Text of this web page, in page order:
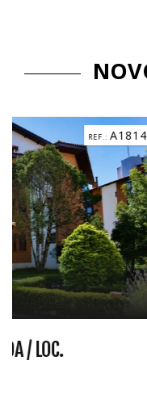
CASA PARA VENDA
Colinas De Capivari -